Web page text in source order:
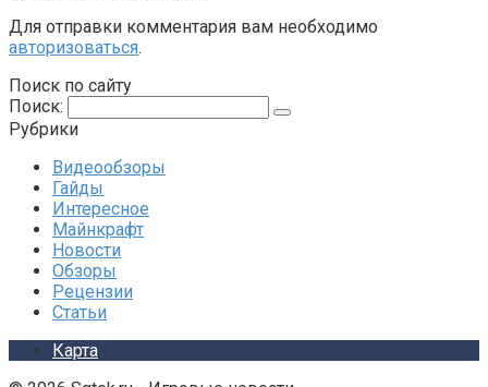
Для отправки комментария вам необходимо
авторизоваться.
Поиск по сайту
Поиск:
Рубрики
Видеообзоры
Гайды
Интересное
Майнкрафт
Новости
Обзоры
Рецензии
Статьи
Карта